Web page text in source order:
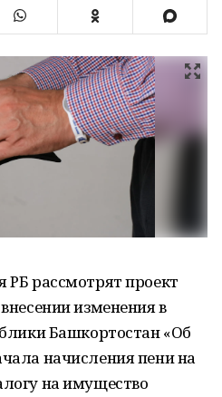
РБ рассмотрят проект
изменения в
Башкортостан «Об
начисления пени на
на имущество